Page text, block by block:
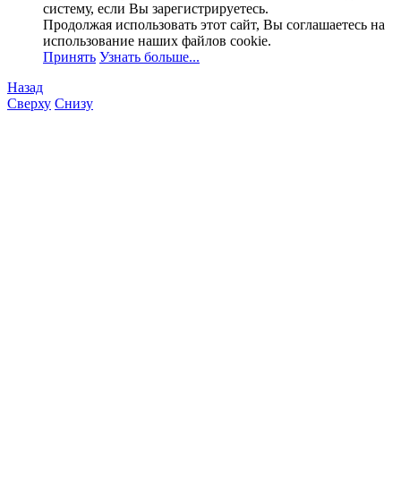
систему, если Вы зарегистрируетесь.
Продолжая использовать этот сайт, Вы соглашаетесь на
использование наших файлов cookie.
Принять Узнать больше...
Назад
Сверху Снизу